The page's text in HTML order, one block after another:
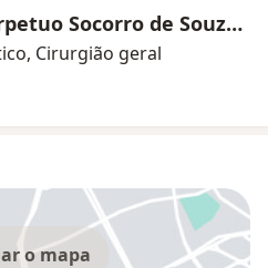
Maria do Perpetuo Socorro de Souza Florencio
Cirurgião geral
o mapa